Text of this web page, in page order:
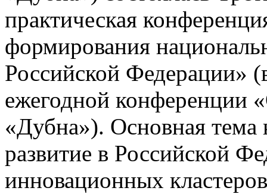
практическая
формирования
Российской Федерации»
ежегодной конференции
«Дубна»). Основная тема
развитие в Российской
инновационных